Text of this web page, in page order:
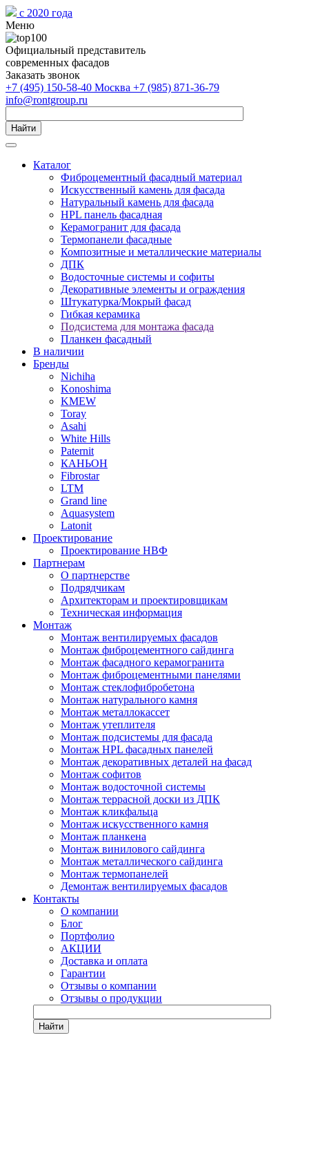
с 2020 года
Меню
Официальный представитель
современных фасадов
Заказать звонок
+7 (495) 150-58-40 Москва +7 (985) 871-36-79
info@rontgroup.ru
Найти
Каталог
Фиброцементный фасадный материал
Искусственный камень для фасада
Натуральный камень для фасада
HPL панель фасадная
Керамогранит для фасада
Термопанели фасадные
Композитные и металлические материалы
ДПК
Водосточные системы и софиты
Декоративные элементы и ограждения
Штукатурка/Мокрый фасад
Гибкая керамика
Подсистема для монтажа фасада
Планкен фасадный
В наличии
Бренды
Nichiha
Konoshima
KMEW
Toray
Asahi
White Hills
Paternit
КАНЬОН
Fibrostar
LTM
Grand line
Aquasystem
Latonit
Проектирование
Проектирование НВФ
Партнерам
О партнерстве
Подрядчикам
Архитекторам и проектировщикам
Техническая информация
Монтаж
Монтаж вентилируемых фасадов
Монтаж фиброцементного сайдинга
Монтаж фасадного керамогранита
Монтаж фиброцементными панелями
Монтаж стеклофибробетона
Монтаж натурального камня
Монтаж металлокассет
Монтаж утеплителя
Монтаж подсистемы для фасада
Монтаж HPL фасадных панелей
Монтаж декоративных деталей на фасад
Монтаж софитов
Монтаж водосточной системы
Монтаж террасной доски из ДПК
Монтаж кликфальца
Монтаж искусственного камня
Монтаж планкена
Монтаж винилового сайдинга
Монтаж металлического сайдинга
Монтаж термопанелей
Демонтаж вентилируемых фасадов
Контакты
О компании
Блог
Портфолио
АКЦИИ
Доставка и оплата
Гарантии
Отзывы о компании
Отзывы о продукции
Найти